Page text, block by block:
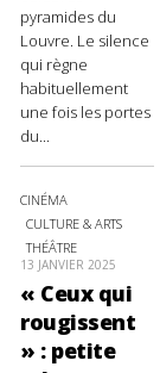
pyramides du
Louvre. Le silence
qui règne
habituellement
une fois les portes
du...
CINÉMA
CULTURE & ARTS
THÉÂTRE
13 JANVIER 2025
« Ceux qui
rougissent
» : petite